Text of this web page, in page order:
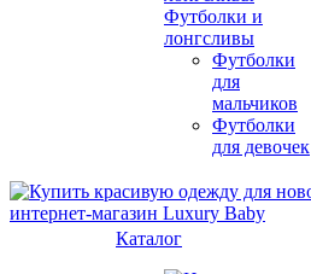
Футболки и
лонгсливы
Футболки
для
мальчиков
Футболки
для девочек
Каталог